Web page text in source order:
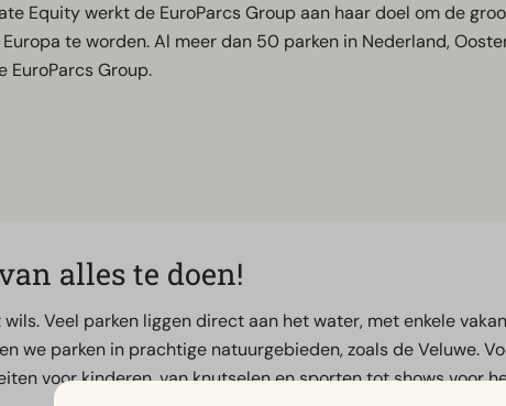
Equity werkt de EuroParcs Group aan haar doel om de
te worden. Al meer dan 50 parken in Nederland,
EuroParcs Group.
alles te doen!
Veel parken liggen direct aan het water, met enkele
we parken in prachtige natuurgebieden, zoals de Veluwe.
voor kinderen, van knutselen en sporten tot shows voor